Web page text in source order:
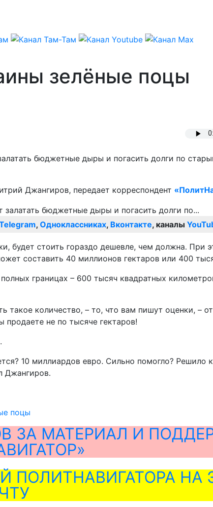
зелёные поцы
бюджетные дыры и погасить долги по
Джангиров, передает корреспондент
, Одноклассниках, Вконтакте, каналы
будет стоить гораздо дешевле, чем должна. При
составить 40 миллионов гектаров или 400
границах – 600 тысяч квадратных
количество, – то, что вам пишут оценки, –
продаете не по тысяче гектаров!
10 миллиардов евро. Сильно помогло? Решило
Джангиров.
поцы
ЗА МАТЕРИАЛ И
ПОЛИТНАВИГАТОРА НА